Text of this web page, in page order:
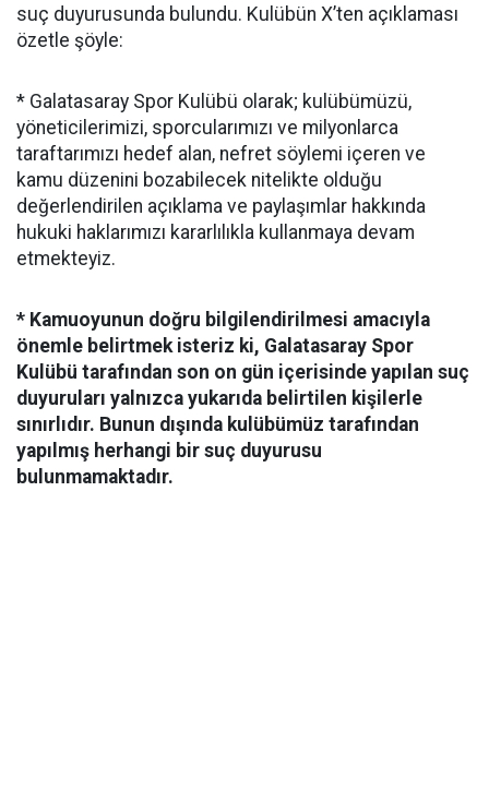
suç duyurusunda bulundu. Kulübün X’ten açıklaması
özetle şöyle:
* Galatasaray Spor Kulübü olarak; kulübümüzü,
yöneticilerimizi, sporcularımızı ve milyonlarca
taraftarımızı hedef alan, nefret söylemi içeren ve
kamu düzenini bozabilecek nitelikte olduğu
değerlendirilen açıklama ve paylaşımlar hakkında
hukuki haklarımızı kararlılıkla kullanmaya devam
etmekteyiz.
* Kamuoyunun doğru bilgilendirilmesi amacıyla
önemle belirtmek isteriz ki, Galatasaray Spor
Kulübü tarafından son on gün içerisinde yapılan suç
duyuruları yalnızca yukarıda belirtilen kişilerle
sınırlıdır. Bunun dışında kulübümüz tarafından
yapılmış herhangi bir suç duyurusu
bulunmamaktadır.